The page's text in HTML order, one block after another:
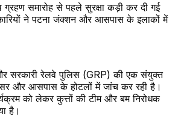
समारोह से पहले सुरक्षा कड़ी कर दी गई
ने पटना जंक्शन और आसपास के इलाकों में
सरकारी रेलवे पुलिस (GRP) की एक संयुक्त
और आसपास के होटलों में जांच कर रही है।
को लेकर कुत्तों की टीम और बम निरोधक
है।